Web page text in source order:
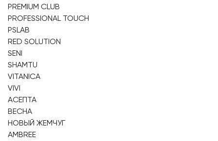
PREMIUM CLUB
PROFESSIONAL TOUCH
PSLAB
RED SOLUTION
SENI
SHAMTU
VITANICA
VIVI
АСЕПТА
ВЕСНА
НОВЫЙ ЖЕМЧУГ
AMBREE